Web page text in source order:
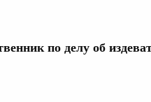
по делу об